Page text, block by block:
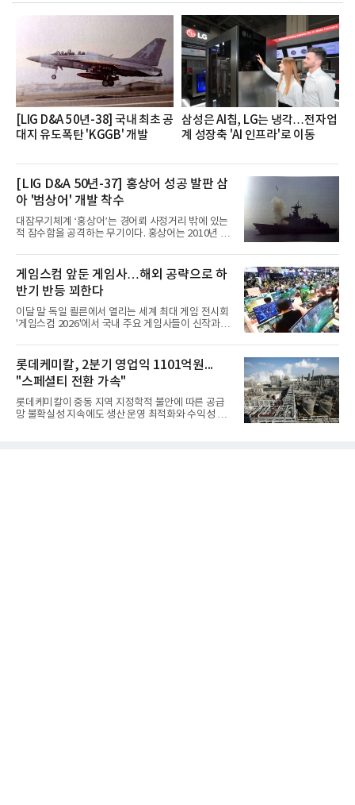
쳐 진행됐다.참고로 새로이(e)는 NH농협캐피탈 MZ
세대들로(과장~계장) 구성된 자율 참여조직으로, 조
직문화 혁신과 업무 효율성 향상을 위한 다양한 활동
을 추진하며,새로운 변화와 이로운 영향력을 조직전
반에 전파하는 역할
[LIG D&A 50년-38] 국내 최초 공
대지 유도폭탄 'KGGB' 개발
삼성은 AI칩, LG는 냉각…전자업
계 성장축 'AI 인프라'로 이동
[LIG D&A 50년-37] 홍상어 성공 발판 삼
아 '범상어' 개발 착수
대잠무기체계 ‘홍상어’는 경어뢰 사정거리 밖에 있는
적 잠수함을 공격하는 무기이다. 홍상어는 2010년 넥
이뤄졌다. 이후 2012년 한국형 구축함(KDX-1) 이상
의 함정에 실전 배치됐다.그해 7월 해군은 동해상에서
성능 검증을 위해 홍상어 시험발사를 실시했다. 이때
홍상어가 목표 지점에서 입수한 후 표적을 타격하지
못하고 물속에서 멈춰버리는 예상 밖의 일이 벌어졌
다. 2차 품질확인 사격 시험에서도 만족스러운 결과를
얻지 못했다. 완벽한 신뢰성 확보를 위해 LIG넥스원은
분야를
게임스컴 앞둔 게임사…해외 공략으로 하
반기 반등 꾀한다
이달 말 독일 쾰른에서 열리는 세계 최대 게임 전시회
'게임스컴 2026'에서 국내 주요 게임사들이 신작과 글
체별로 엇갈린 가운데 하반기 신작 흥행과 해외 시장
성과가 실적을 좌우할 핵심 변수로 떠오르고 있다.8일
업계에 따르면 올해 상반기 게임업계는 기업별 성적
표가 크게 갈렸다. 대표적으로 크래프톤은 'PUBG: 배
틀그라운드'의 안정적인 성장에 힘입어 상반기 연결
기준 매출 2조6616억원, 영업이익 9725억원으로 역
대 최대 실적을 기록했다. 엔씨도 올해 출시한 '아이온
롯데케미칼, 2분기 영업익 1101억원...
"스페셜티 전환 가속"
롯데케미칼이 중동 지역 지정학적 불안에 따른 공급
망 불확실성 지속에도 생산 운영 최적화와 수익성 중